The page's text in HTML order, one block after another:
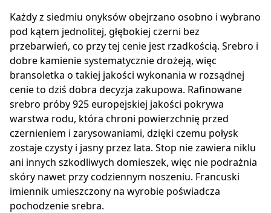
Każdy z siedmiu onyksów obejrzano osobno i wybrano
pod kątem jednolitej, głębokiej czerni bez
przebarwień, co przy tej cenie jest rzadkością. Srebro i
dobre kamienie systematycznie drożeją, więc
bransoletka o takiej jakości wykonania w rozsądnej
cenie to dziś dobra decyzja zakupowa. Rafinowane
srebro próby 925 europejskiej jakości pokrywa
warstwa rodu, która chroni powierzchnię przed
czernieniem i zarysowaniami, dzięki czemu połysk
zostaje czysty i jasny przez lata. Stop nie zawiera niklu
ani innych szkodliwych domieszek, więc nie podrażnia
skóry nawet przy codziennym noszeniu. Francuski
imiennik umieszczony na wyrobie poświadcza
pochodzenie srebra.